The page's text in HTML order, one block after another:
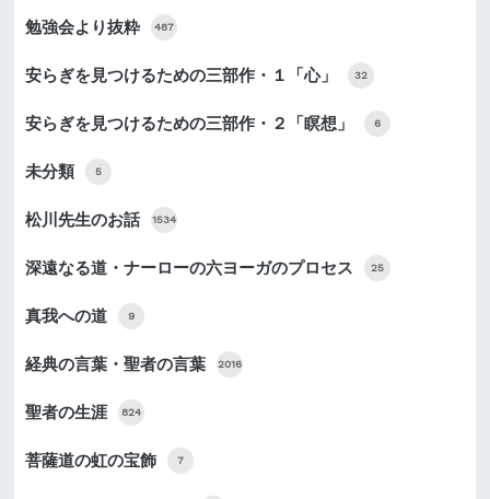
勉強会より抜粋 487
安らぎを見つけるための三部作・１「心」 32
安らぎを見つけるための三部作・２「瞑想」 6
未分類 5
松川先生のお話 1534
深遠なる道・ナーローの六ヨーガのプロセス 25
真我への道 9
経典の言葉・聖者の言葉 2016
聖者の生涯 824
菩薩道の虹の宝飾 7